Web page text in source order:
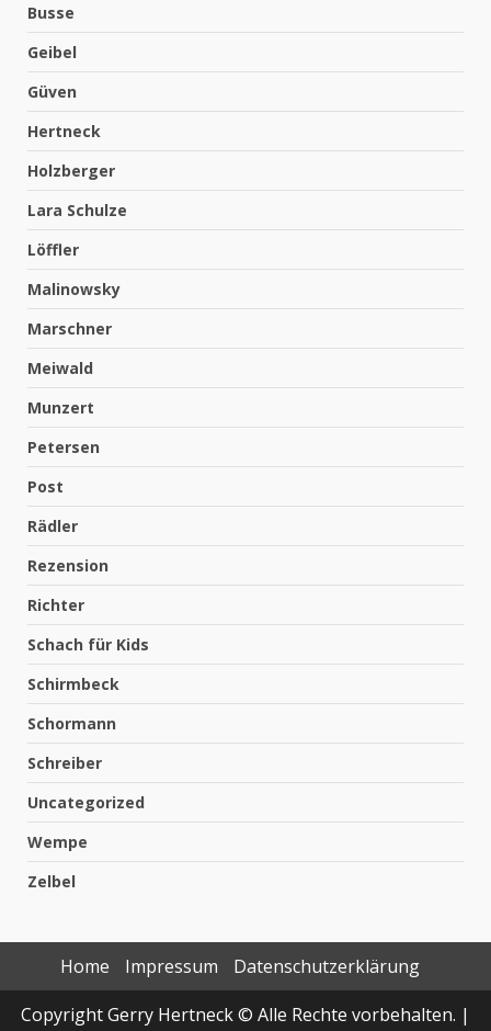
Busse
Geibel
Güven
Hertneck
Holzberger
Lara Schulze
Löffler
Malinowsky
Marschner
Meiwald
Munzert
Petersen
Post
Rädler
Rezension
Richter
Schach für Kids
Schirmbeck
Schormann
Schreiber
Uncategorized
Wempe
Zelbel
Home Impressum
Datenschutzerklärung
Copyright Gerry Hertneck © Alle Rechte vorbehalten. |